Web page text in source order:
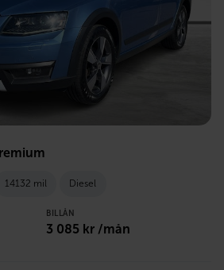
14132 mil Diesel
BILLÅN
3 085 kr /mån